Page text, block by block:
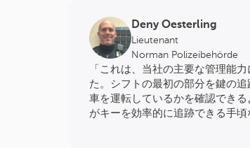
Deny Oesterling
Lieutenant
Norman Polizeibehörde
「これは、当社の主要な管理能
た。シフトの最初の部分を鍵の
車を運転しているかを確認でき
がキーを効率的に追跡できる手頃